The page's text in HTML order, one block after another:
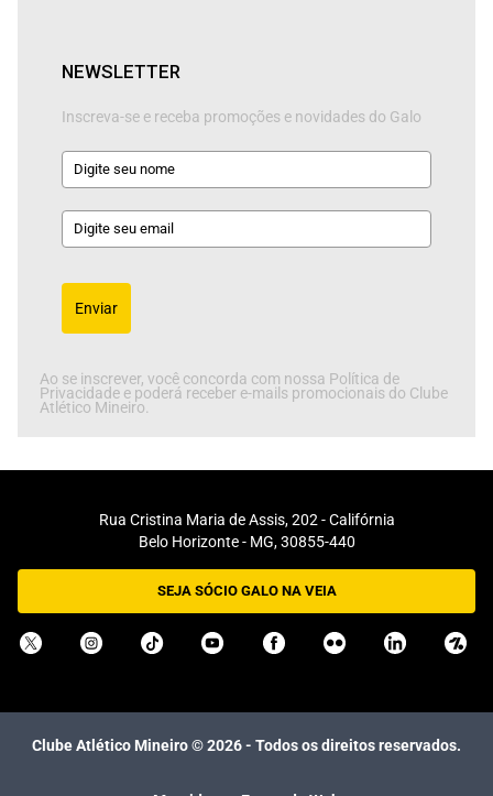
NEWSLETTER
Inscreva-se e receba promoções e novidades do Galo
Enviar
Ao se inscrever, você concorda com nossa Política de
Privacidade e poderá receber e-mails promocionais do Clube
Atlético Mineiro.
Rua Cristina Maria de Assis, 202 - Califórnia
Belo Horizonte - MG, 30855-440
SEJA SÓCIO GALO NA VEIA
Clube Atlético Mineiro ©2026- Todos os direitos reservados.